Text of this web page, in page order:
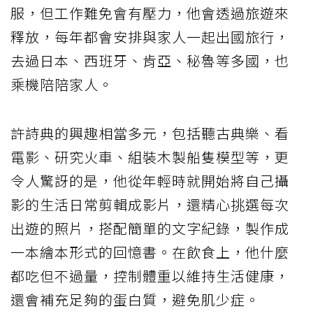
服，但工作難免會有壓力，他會透過旅遊來
釋放，每年都會安排與家人一起出國旅行，
去過日本、西班牙、肯亞、秘魯等多國，也
乘機陪陪家人。
許詩典的興趣相當多元，包括聽古典樂、看
電影、研究火車、組裝木製船隻模型等，更
令人驚訝的是，他從年輕時就開始將自己攝
影的生活日常剪輯成影片，還精心挑選每次
出遊的照片，搭配簡單的文字紀錄，製作成
一本繪本形式的回憶書。在飲食上，他什麼
都吃但不過量，控制體重以維持生活健康，
還會補充足夠的蛋白質，避免肌少症。